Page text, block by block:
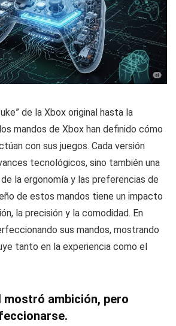
de la Xbox original hasta la
mandos de Xbox han definido cómo
con sus juegos. Cada versión
tecnológicos, sino también una
la ergonomía y las preferencias de
de estos mandos tiene un impacto
la precisión y la comodidad. En
sus mandos, mostrando
tanto en la experiencia como el
mostró ambición, pero